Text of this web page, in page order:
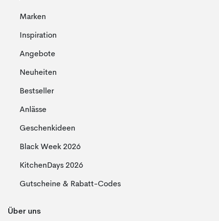
Marken
Inspiration
Angebote
Neuheiten
Bestseller
Anlässe
Geschenkideen
Black Week 2026
KitchenDays 2026
Gutscheine & Rabatt-Codes
Über uns